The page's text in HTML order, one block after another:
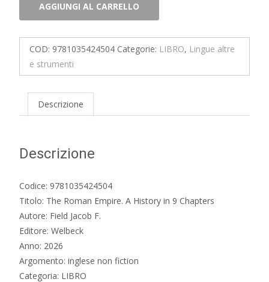
Roman
History
in
Chapters
quantità
AGGIUNGI AL CARRELLO
COD: 9781035424504 Categorie: LIBRO, Lingue altre
e strumenti
Descrizione
Descrizione
Codice: 9781035424504
Titolo: The Roman Empire. A History in 9 Chapters
Autore: Field Jacob F.
Editore: Welbeck
Anno: 2026
Argomento: inglese non fiction
Categoria: LIBRO